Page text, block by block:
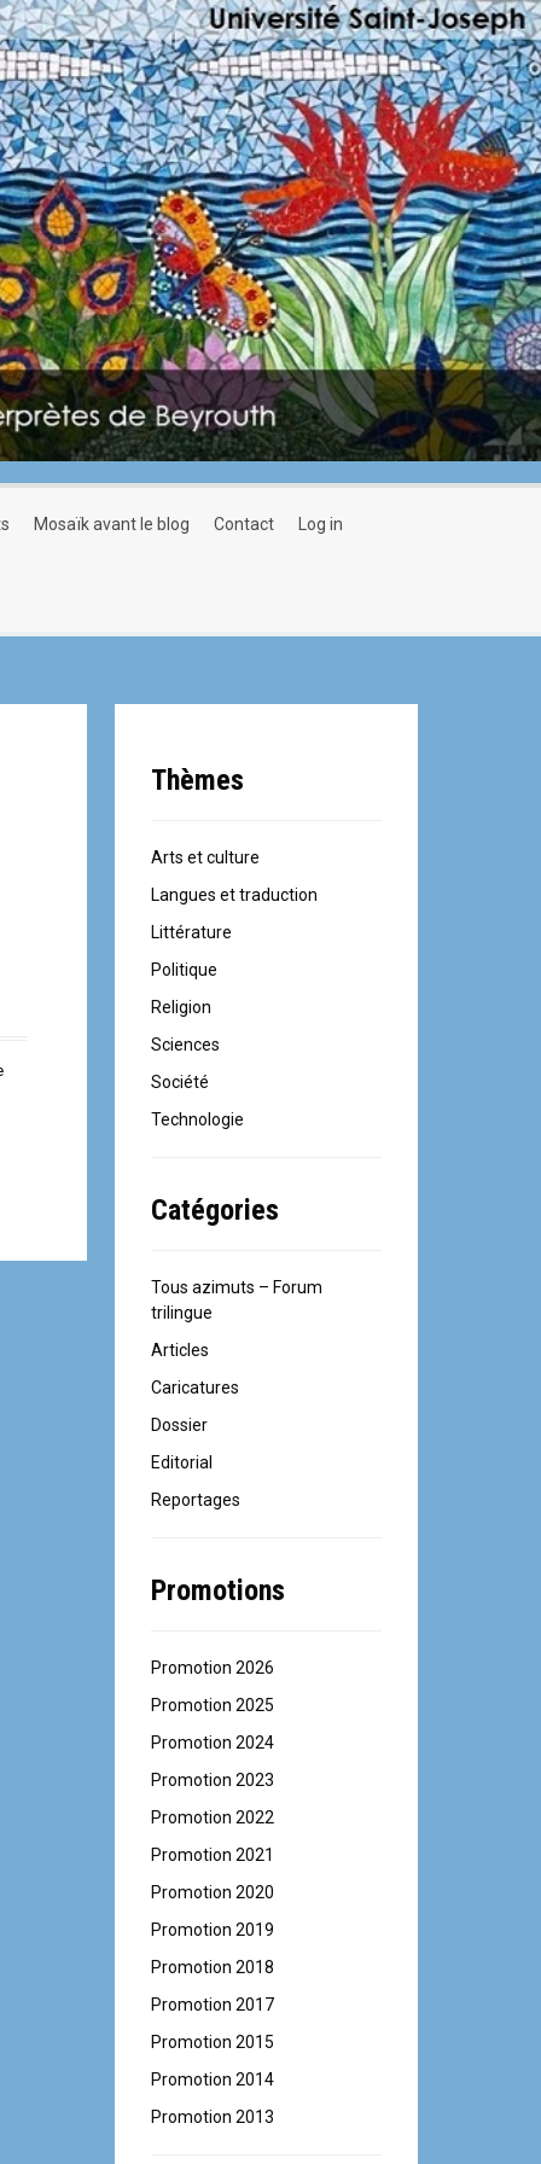
mosaïk avant le blog contact log in
Thèmes
Arts et culture
Langues et traduction
Littérature
Politique
Religion
Sciences
Société
Technologie
Catégories
Tous azimuts – Forum
trilingue
Articles
Caricatures
Dossier
Editorial
Reportages
Promotions
Promotion 2026
Promotion 2025
Promotion 2024
Promotion 2023
Promotion 2022
Promotion 2021
Promotion 2020
Promotion 2019
Promotion 2018
Promotion 2017
Promotion 2015
Promotion 2014
Promotion 2013